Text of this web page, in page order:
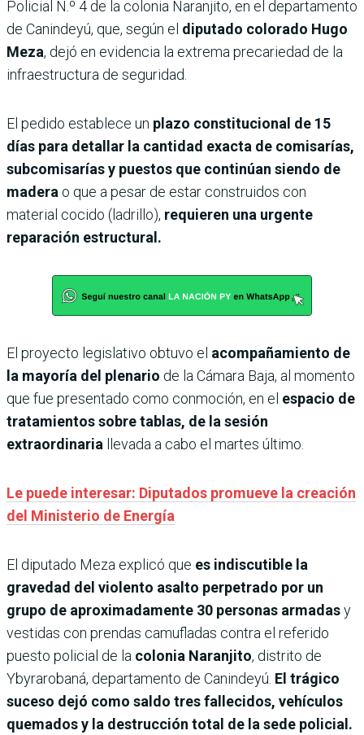
Policial N.º 4 de la colonia Naranjito, en el departamento
de Canindeyú, que, según el diputado colorado Hugo
Meza, dejó en evidencia la extrema precariedad de la
infraestructura de seguridad.
El pedido establece un plazo constitucional de 15
días para detallar la cantidad exacta de comisarías,
subcomisarías y puestos que continúan siendo de
madera o que a pesar de estar construidos con
material cocido (ladrillo), requieren una urgente
reparación estructural.
El proyecto legislativo obtuvo el acompañamiento de
la mayoría del plenario de la Cámara Baja, al momento
que fue presentado como conmoción, en el espacio de
tratamientos sobre tablas, de la sesión
extraordinaria llevada a cabo el martes último.
Le puede interesar: Diputados promueve la creación
del Ministerio de Energía
El diputado Meza explicó que es indiscutible la
gravedad del violento asalto perpetrado por un
grupo de aproximadamente 30 personas armadasy
vestidas con prendas camufladas contra el referido
puesto policial de la colonia Naranjito, distrito de
Ybyrarobaná, departamento de Canindeyú. El trágico
suceso dejó como saldo tres fallecidos, vehículos
quemados y la destrucción total de la sede policial.